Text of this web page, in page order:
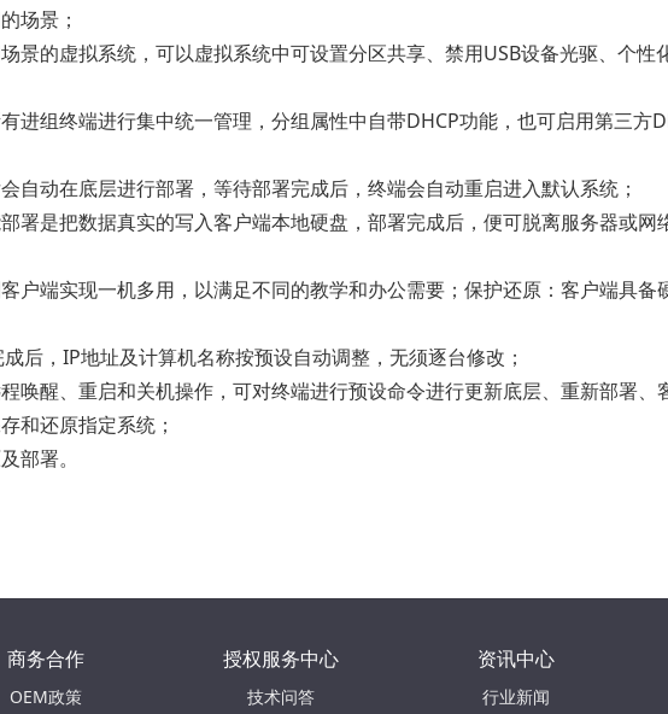
场景；
景的虚拟系统，可以虚拟系统中可设置分区共享、禁用USB设备光驱、个性
进组终端进行集中统一管理，分组属性中自带DHCP功能，也可启用第三方
自动在底层进行部署，等待部署完成后，终端会自动重启进入默认系统；
署是把数据真实的写入客户端本地硬盘，部署完成后，便可脱离服务器或网
户端实现一机多用，以满足不同的教学和办公需要；保护还原：客户端具备
后，IP地址及计算机名称按预设自动调整，无须逐台修改；
唤醒、重启和关机操作，可对终端进行预设命令进行更新底层、重新部署、
和还原指定系统；
部署。
商务合作
OEM政策
授权服务中心
技术问答
资讯中心
行业新闻